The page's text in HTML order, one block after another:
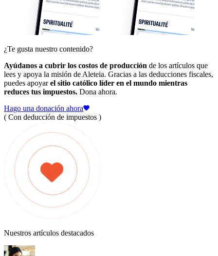
¿Te gusta nuestro contenido?
Ayúdanos a cubrir los costos de producción de los artículos que
lees y apoya la misión de Aleteia. Gracias a las deducciones fiscales,
puedes apoyarel sitio católico líder en el mundo mientras
reduces tus impuestos. Dona ahora.
Hago una donación ahora
( Con deducción de impuestos )
Nuestros artículos destacados